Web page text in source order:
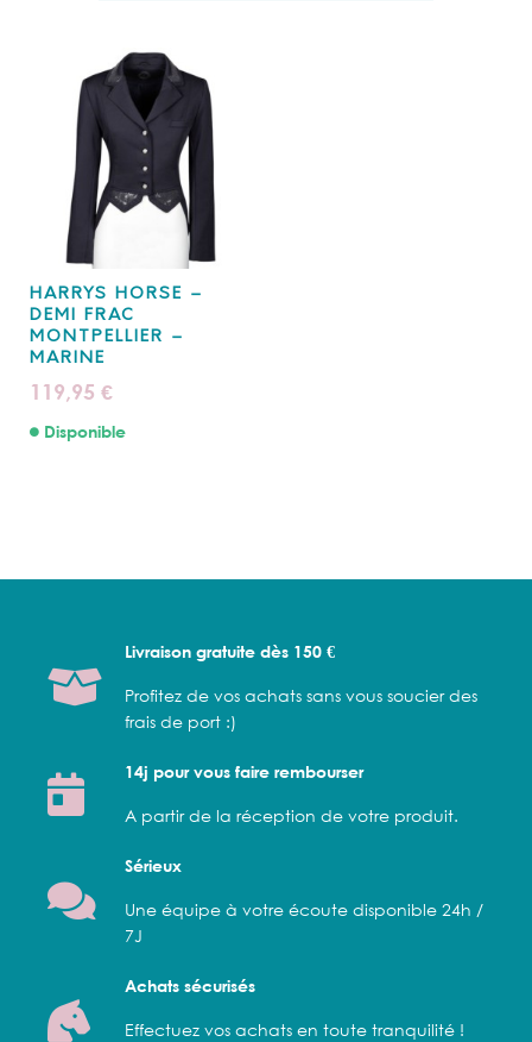
HARRYS HORSE –
DEMI FRAC
MONTPELLIER –
MARINE
119,95 €
Disponible
Livraison gratuite dès 150 €
Profitez de vos achats sans vous soucier des
frais de port :)
14j pour vous faire rembourser
A partir de la réception de votre produit.
Sérieux
Une équipe à votre écoute disponible 24h /
7J
Achats sécurisés
Effectuez vos achats en toute tranquilité !